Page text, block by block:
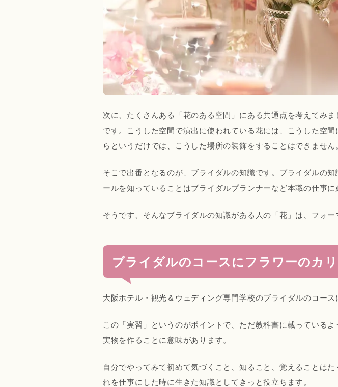
次に、たくさんある「花のある空間」にある共通点を考えてみ
です。こうした空間で演出に使われている花には、こうした空
らというだけでは、こうした場所の装飾をすることはできません。
そこで出番となるのが、ブライダルの知識です。ブライダルの
ールを知っていることはブライダルプランナーなど本職の仕事に
そうです、そんなブライダルの知識がある人の「花」は、フォー
ブライダルのコースにフラワーのカ
大阪ホテル・観光＆ウェディング専門学校のブライダルのコー
この「実習」というのがポイントで、ただ教科書に載っている
実物を作ることに意味があります。
自分でやってみて初めて気づくこと、知ること、覚えることは
れを仕事にした時に生きた知識としてきっと役立ちます。